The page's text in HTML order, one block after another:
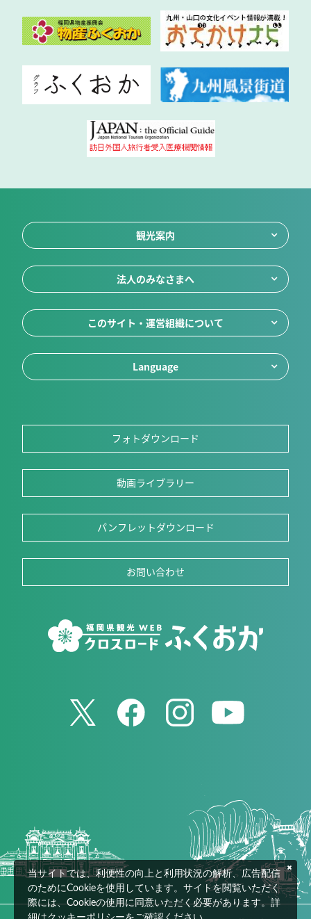
観光案内
法人のみなさまへ
このサイト・運営組織について
Language
フォトダウンロード
動画ライブラリー
パンフレットダウンロード
お問い合わせ
当サイトでは、利便性の向上と利用状況の解析、広告配信
のためにCookieを使用しています。サイトを閲覧いただく
際には、Cookieの使用に同意いただく必要があります。詳